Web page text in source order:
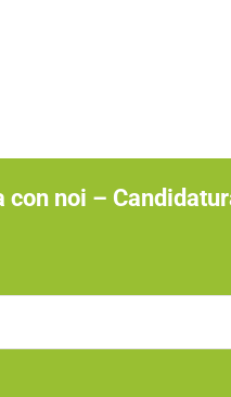
con noi –